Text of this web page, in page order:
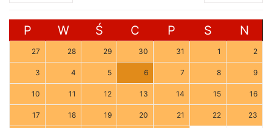
P W Ś C P S N
27 28 29 30 31 1 2
3 4 5 6 7 8 9
10 11 12 13 14 15 16
17 18 19 20 21 22 23